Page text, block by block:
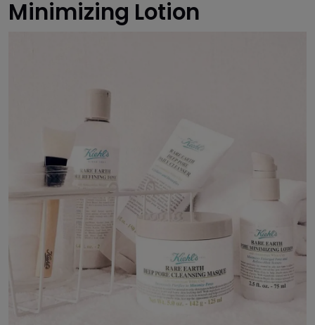
Minimizing Lotion